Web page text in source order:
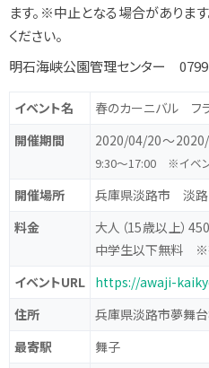
ます。※中止となる場合がありま
ください。
明石海峡公園管理センター
イベント名
春のカーニバル フ
開催期間
2020/04/20〜
9:30～17:00 ※イベン
開催場所
兵庫県淡路市 淡
料金
大人（15歳以上）
中学生以下無料 ※
イベントURL https://awaji-
住所
兵庫県淡路市夢舞
最寄駅
舞子